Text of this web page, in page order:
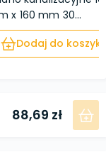
x 160 mm 30...
Dodaj do
88,69 zł